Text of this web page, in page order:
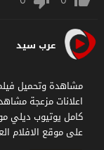
عرب سيد
كامل يوتيوب ديلي
على موقع الافلام